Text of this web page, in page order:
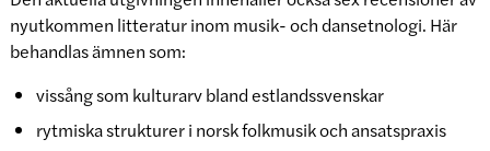
nyutkommen litteratur inom musik- och dansetnologi. Här
behandlas ämnen som:
vissång som kulturarv bland estlandssvenskar
rytmiska strukturer i norsk folkmusik och ansatspraxis